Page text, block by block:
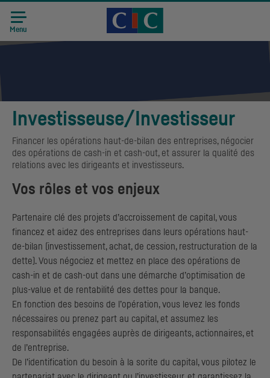
Accueil CIC Recrutement
Menu
Investisseuse/Investisseur
Financer les opérations haut-de-bilan des entreprises, négocier
des opérations de cash-in et cash-out, et assurer la qualité des
relations avec les dirigeants et investisseurs.
Vos rôles et vos enjeux
Partenaire clé des projets d’accroissement de capital, vous
financez et aidez des entreprises dans leurs opérations haut-
de-bilan (investissement, achat, de cession, restructuration de la
dette). Vous négociez et mettez en place des opérations de
cash-in et de cash-out dans une démarche d’optimisation de
plus-value et de rentabilité des dettes pour la banque.
En fonction des besoins de l’opération, vous levez les fonds
nécessaires ou prenez part au capital, et assumez les
responsabilités engagées auprès de dirigeants, actionnaires, et
de l’entreprise.
De l’identification du besoin à la sorite du capital, vous pilotez le